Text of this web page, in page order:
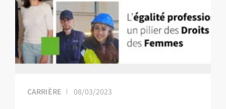
CARRIÈRE 08/03/2023